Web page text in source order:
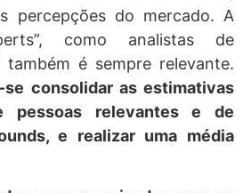
percepções do mercado. A
como analistas de
também é sempre relevante.
se consolidar as estimativas
pessoas relevantes e de
e realizar uma média